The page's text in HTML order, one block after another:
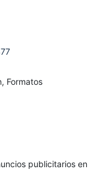
Formatos
publicitarios en